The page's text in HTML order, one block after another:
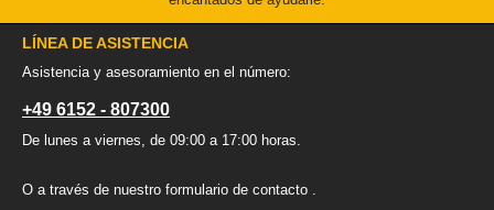
LÍNEA DE ASISTENCIA
Asistencia y asesoramiento en el número:
+49 6152 - 807300
De lunes a viernes, de 09:00 a 17:00 horas.
O a través de nuestro formulario de contacto